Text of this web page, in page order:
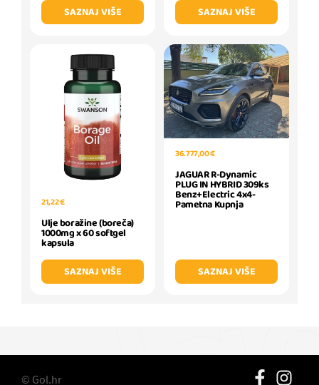
SAZNAJ VIŠE
SAZNAJ VIŠE
21,22 €
Ulje boražine (boreča)
1000mg x 60 softgel
kapsula
SAZNAJ VIŠE
36.777,00 €
JAGUAR R-Dynamic
PLUG IN HYBRID 309ks
Benz+Electric 4x4-
Pametna Kupnja
SAZNAJ VIŠE
© Gol.hr